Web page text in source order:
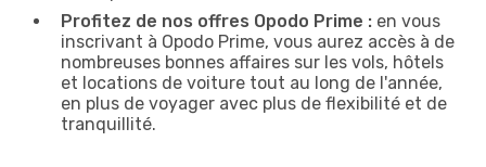
Profitez de nos offres Opodo Prime : en vous
inscrivant à Opodo Prime, vous aurez accès à de
nombreuses bonnes affaires sur les vols, hôtels
et locations de voiture tout au long de l'année,
en plus de voyager avec plus de flexibilité et de
tranquillité.